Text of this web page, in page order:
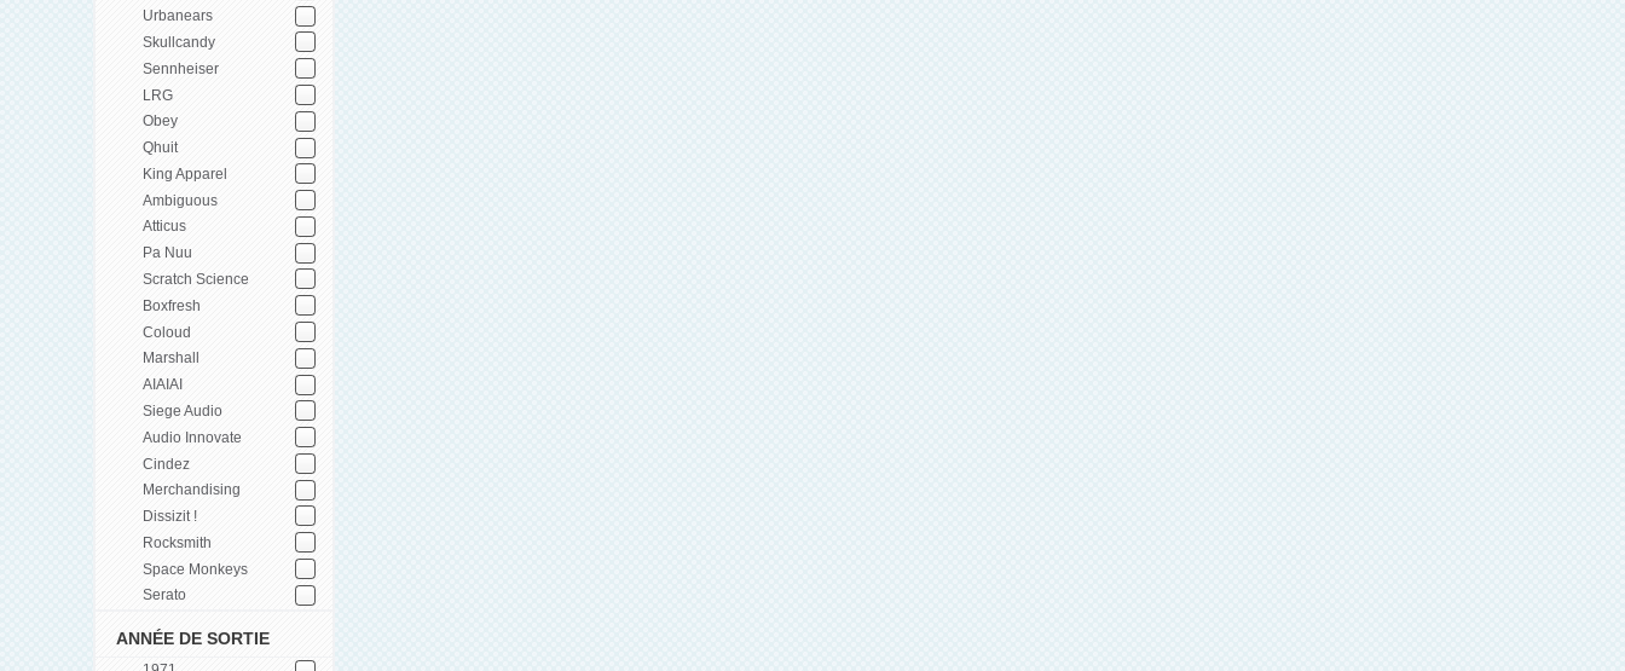
Urbanears
Skullcandy
Sennheiser
LRG
Obey
Qhuit
King Apparel
Ambiguous
Atticus
Pa Nuu
Scratch Science
Boxfresh
Coloud
Marshall
AIAIAI
Siege Audio
Audio Innovate
Cindez
Merchandising
Dissizit !
Rocksmith
Space Monkeys
Serato
ANNÉE DE SORTIE